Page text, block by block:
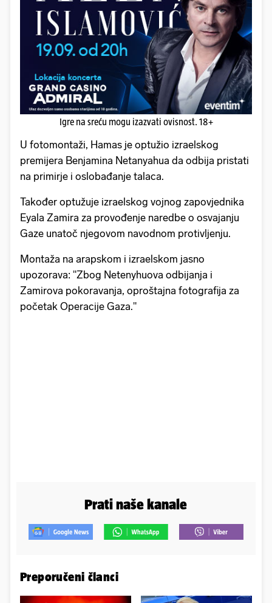
Igre na sreću mogu izazvati ovisnost. 18+
U fotomontaži, Hamas je optužio izraelskog
premijera Benjamina Netanyahua da odbija pristati
na primirje i oslobađanje talaca.
Također optužuje izraelskog vojnog zapovjednika
Eyala Zamira za provođenje naredbe o osvajanju
Gaze unatoč njegovom navodnom protivljenju.
Montaža na arapskom i izraelskom jasno
upozorava: "Zbog Netenyhuova odbijanja i
Zamirova pokoravanja, oproštajna fotografija za
početak Operacije Gaza."
Prati naše kanale
Preporučeni članci